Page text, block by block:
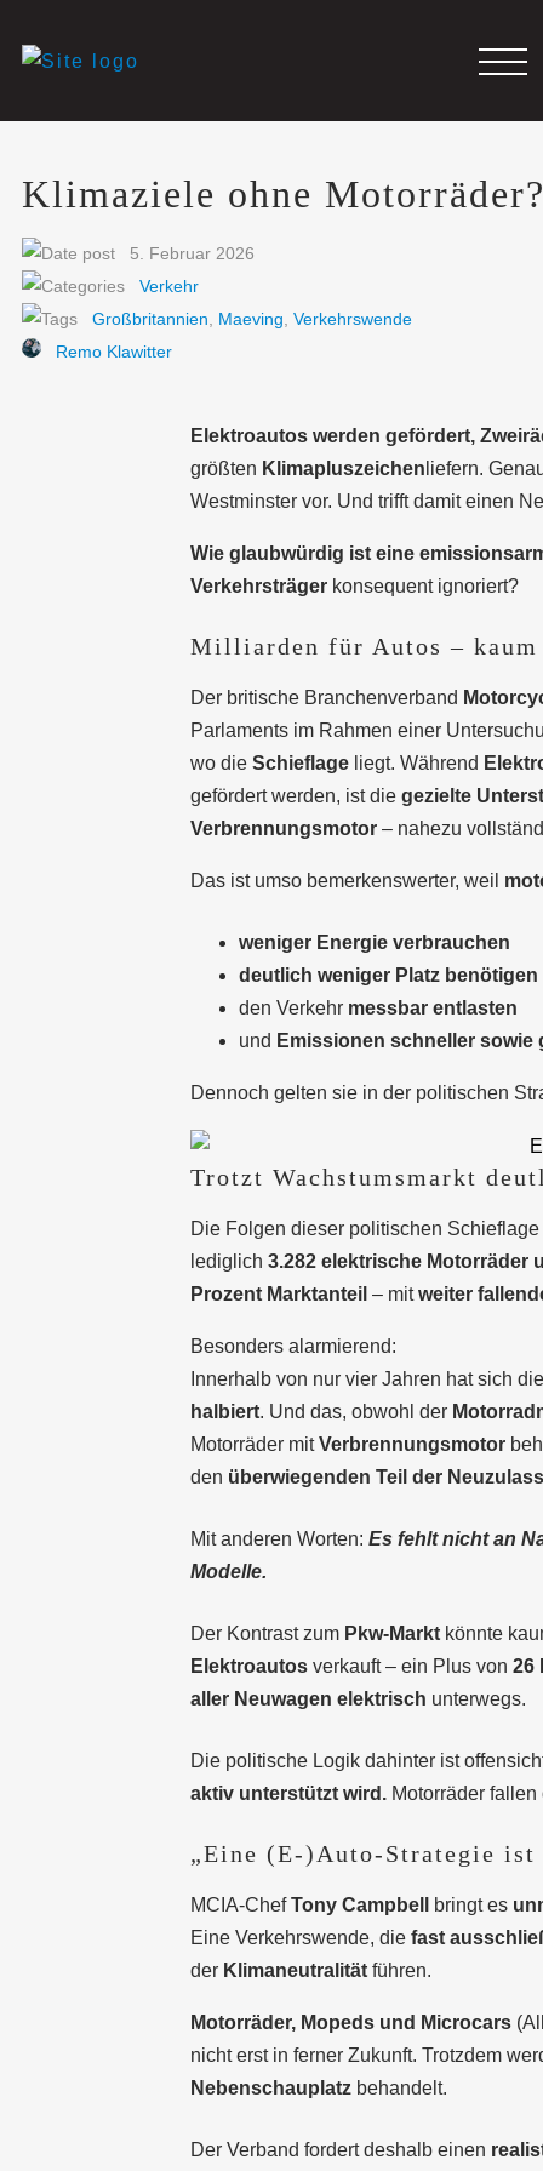
Klimaziele ohne
5. Februar 2026
Verkehr
Großbritannien
Maeving Verkehrswende
Remo Klawitter
Elektroautos werden gefördert,
größten Klimapluszeichen liefern.
Westminster vor. Und trifft damit einen
Wie glaubwürdig ist eine
Verkehrsträgerkonsequent ignoriert?
Milliarden für Autos –
Der britische Branchenverband
Parlaments im Rahmen einer
wo die Schieflageliegt. Während
gefördert werden, ist die gezielte
Verbrennungsmotor– nahezu
Das ist umso bemerkenswerter, weil
weniger Energie verbrauchen
deutlich weniger Platz benötigen
den Verkehr messbar entlasten
und Emissionen schneller sowie
Dennoch gelten sie in der politischen
Trotzt Wachstumsmarkt
Die Folgen dieser politischen
lediglich 3.282 elektrische Motorräder
Prozent Marktanteil – mitweiter
Besonders alarmierend:
Innerhalb von nur vier Jahren hat sich
halbiert. Und das, obwohl der
Motorräder mitVerbrennungsmotor
den überwiegenden Teil der
Mit anderen Worten: Es fehlt nicht an
Modelle.
Der Kontrast zum Pkw-Marktkönnte
Elektroautosverkauft – ein Plus von 26
aller Neuwagen elektrisch unterwegs.
Die politische Logik dahinter ist
aktiv unterstützt wird.Motorräder
„Eine (E-)Auto-Strategie
MCIA-ChefTony Campbell bringt es
Eine Verkehrswende, die fast
der Klimaneutralitätführen.
Motorräder, Mopeds und Microcars
nicht erst in ferner Zukunft. Trotzdem
Nebenschauplatzbehandelt.
Der Verband fordert deshalb einen